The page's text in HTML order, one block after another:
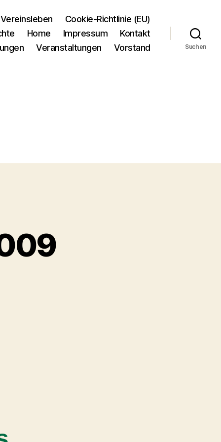
Cookie-Richtlinie (EU)
Home Impressum
Kontakt
Veranstaltungen Vorstand Suchen